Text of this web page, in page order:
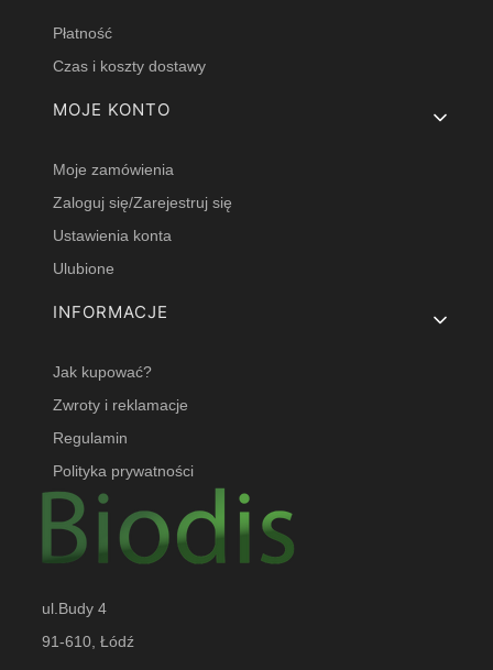
Płatność
Czas i koszty dostawy
MOJE KONTO
Moje zamówienia
Zaloguj się/Zarejestruj się
Ustawienia konta
Ulubione
INFORMACJE
Jak kupować?
Zwroty i reklamacje
Regulamin
Polityka prywatności
ul.Budy 4
91-610, Łódź